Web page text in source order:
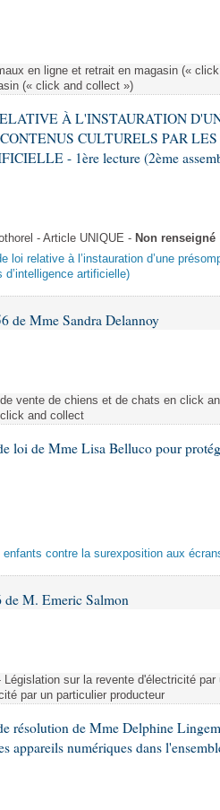
lois
des loisen ligne et retrait en magasin («
(« click and collect »)
À L'INSTAURATION
CULTURELS PAR LES
- 1ère lecture (2ème
- Article UNIQUE - Non renseigné
loi relative à l’instauration d’une
artificielle)
de Mme Sandra Delannoy
vente de chiens et de chats en click
and collect
loi de Mme Lisa Belluco pour
contre la surexposition aux
de M. Emeric Salmon
Législation sur la revente d'électricité
par un particulier producteur
résolution de Mme Delphine
appareils numériques dans